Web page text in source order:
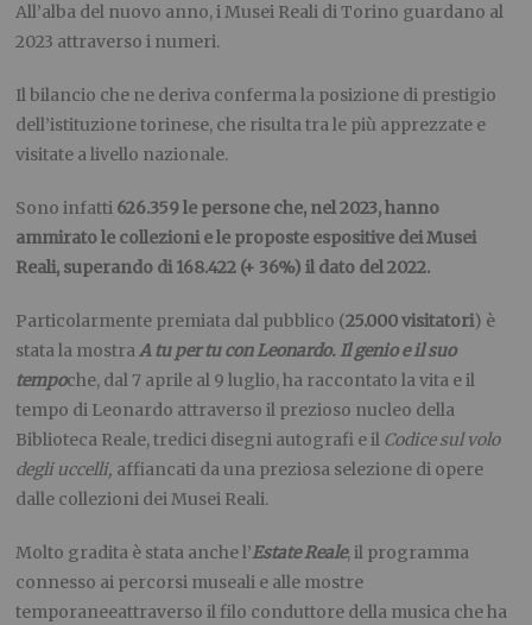
All’alba del nuovo anno, i Musei Reali di Torino guardano al
2023 attraverso i numeri.
Il bilancio che ne deriva conferma la posizione di prestigio
dell’istituzione torinese, che risulta tra le più apprezzate e
visitate a livello nazionale.
Sono infatti 626.359le persone che, nel 2023, hanno
ammirato le collezioni e le proposte espositive dei Musei
Reali, superando di 168.422 (+ 36%) il dato del 2022.
Particolarmente premiata dal pubblico (25.000 visitatori) è
stata la mostraA tu per tu con Leonardo. Il genio e il suo
tempoche, dal 7 aprile al 9 luglio, ha raccontato la vita e il
tempo di Leonardo attraverso il prezioso nucleo della
Biblioteca Reale, tredici disegni autografi e il Codice sul volo
degli uccelli, affiancati da una preziosa selezione di opere
dalle collezioni dei Musei Reali.
Molto gradita è stata anche l’Estate Reale, il programma
connesso ai percorsi museali e alle mostre
temporaneeattraverso il filo conduttore della musica che ha